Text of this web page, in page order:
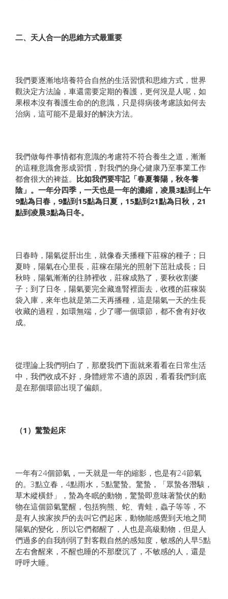
二、天人合一的思維方式最重要
我們要逐漸地培養符合自然的生活習慣和思維方式，世界
觀決定方法論，車還需要定期的養護，更何況是人呢，如
果根本沒有養護生命的的意識，只是得病後考慮該如何去
治病，這可能不是最好的解決方法。
我們做每件事情都有意識的考慮符不符合養生之道，漸漸
的這種意識會形成習慣，對我們的身心健康乃至事業工作
都會很大的裨益。 比如我們要牢記「春夏養陽，秋冬養
陰」。一年分四季，一天也是一年的濃縮，凌晨3點到上午
9點為日春，9點到15點為日夏，15點到21點為日秋，21
點到凌晨3點為日冬。
日春時，陽氣從肝出生，就像春天播種下莊稼的種子；日
夏時，陽氣在心里長，莊稼在陽光的照射下茁壯成長；日
秋時，陽氣漸漸的往肺裡收，莊稼成熟了，要秋收割麥
子；到了日冬，陽氣要完全藏進腎裡面去，收穫的莊稼裝
袋入庫，來年也就是第二天再播種，這是陽氣一天的生長
收藏的過程，如環無端，少了哪一個環節，都不會有好收
成。
從理論上我們明白了，那麼我們下面就來看看在日常生活
中，我們收成不好，身體經常不適的原因，看看我們到底
是在那個環節出現了偏頗。
（1）驚蟄起床
一年有24個節氣，一天就是一年的縮影，也是有24節氣
的。3點立春，4點雨水，5點驚蟄。驚蟄，「眾蟄各潛駭，
草木縱橫舒」，蟄為冬眠的動物，驚蟄即意味著蟄伏的動
物在這個節氣驚醒，包括狗熊、蛇、青蛙，蟲子等等，不
是有人挨家挨戶的去叫它們起床，動物能感覺到天地之間
陽氣的變化，所以它們都醒了，人也是高級動物，但是人
們過多的自我削弱了對客觀自然的感知度，敏感的人早5點
左右會醒來，不醒也睡的不那麼沉了，不敏感的人，還是
呼呼大睡。